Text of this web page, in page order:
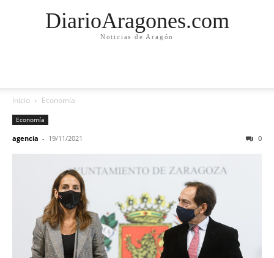
DiarioAragones.com
Noticias de Aragón
Inicio Economía
Economía
agencia - 19/11/2021 0